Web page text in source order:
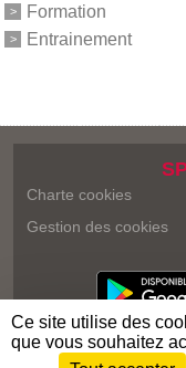
Formation
Entrainement
Charte cookies
Gestion des cookies
Ce site utilise des
que vous souhaitez